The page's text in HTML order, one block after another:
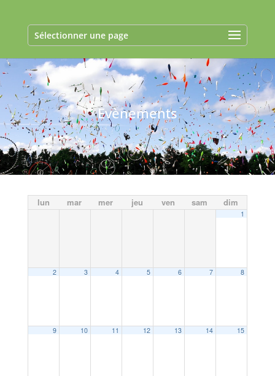
Sélectionner une page
Evènements
lun mar mer jeu ven sam dim
1
2 3 4 5 6 7 8
9 10 11 12 13 14 15